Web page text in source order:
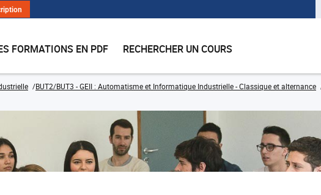
FORMATIONS EN PDF RECHERCHER UN COURS
BUT2/BUT3 - GEII : Automatisme et Informatique Industrielle - Classique et alternance